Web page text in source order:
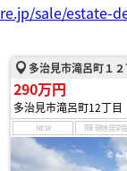
re.jp/sale/estate-
多治見市滝呂町１
290万円
多治見市滝呂町12丁目
NEW 現地見学会